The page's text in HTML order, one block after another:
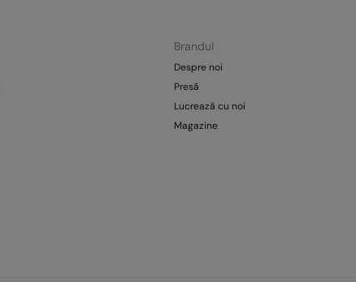
Brandul
Despre noi
Presă
Lucrează cu noi
Magazine